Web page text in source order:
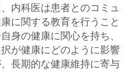
内科医は患者とのコミュ
に関する教育を行うこと
身の健康に関心を持ち、
が健康にどのように影響
長期的な健康維持に寄与